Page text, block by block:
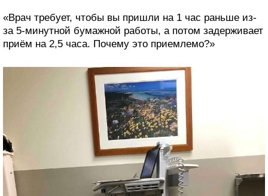
«Врач требует, чтобы вы пришли на 1 час раньше из-
за 5-минутной бумажной работы, а потом задерживает
приём на 2,5 часа. Почему это приемлемо?»